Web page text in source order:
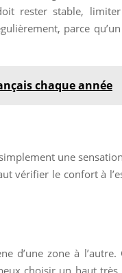
rester stable,
parce
chaque année
une
vérifier le confort à
zone à l’autre.
choisir un haut